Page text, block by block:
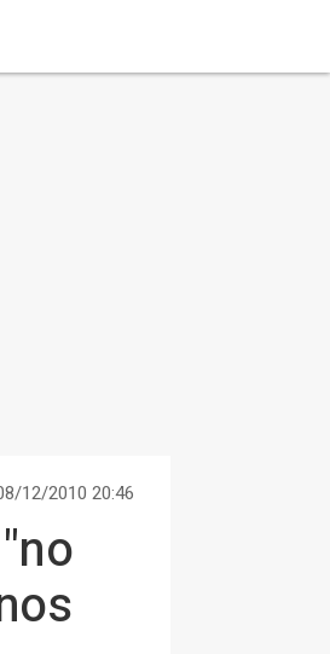
12/2010 20:46